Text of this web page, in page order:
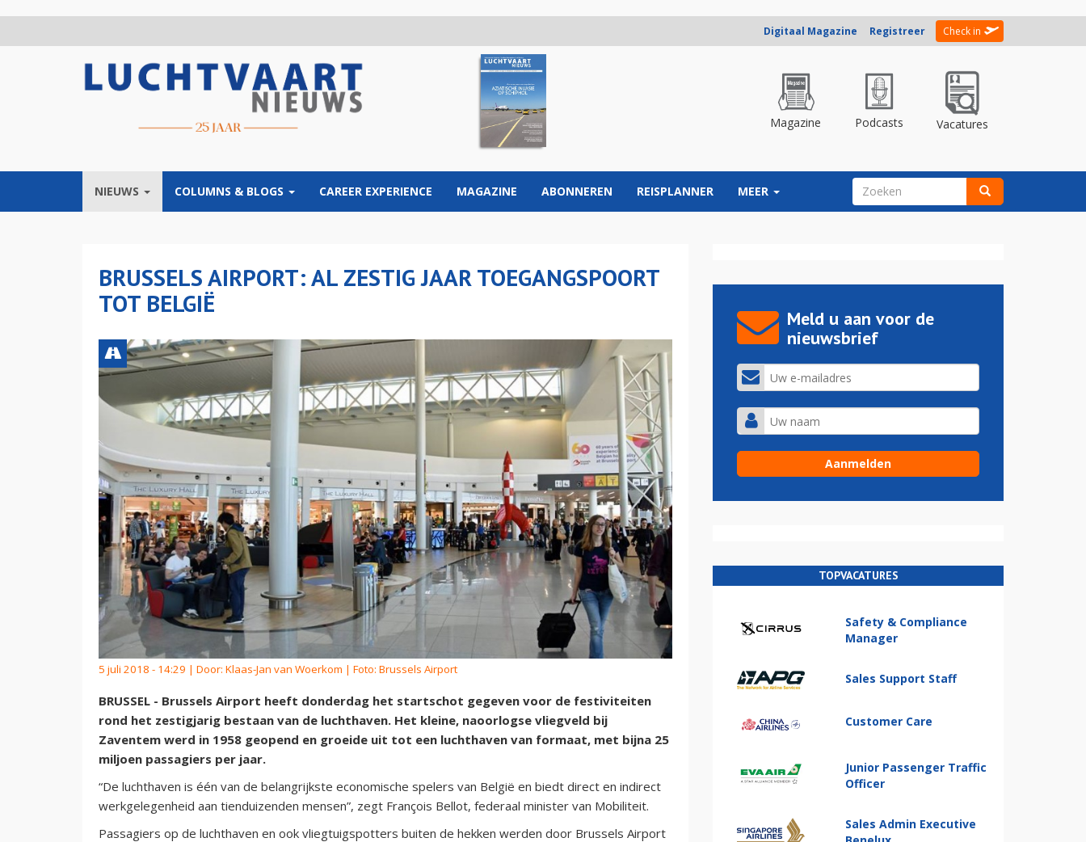
Digitaal Magazine Registreer Check in
Magazine Podcasts Vacatures
NIEUWS COLUMNS & BLOGS CAREER EXPERIENCE MAGAZINE ABONNEREN REISPLANNER MEER ZOEKVELD
BRUSSELS AIRPORT: AL ZESTIG JAAR TOEGANGSPOORT
TOT BELGIË
5 juli 2018 - 14:29 | Door: Klaas-Jan van Woerkom | Foto: Brussels Airport
BRUSSEL - Brussels Airport heeft donderdag het startschot gegeven voor de festiviteiten
rond het zestigjarig bestaan van de luchthaven. Het kleine, naoorlogse vliegveld bij
Zaventem werd in 1958 geopend en groeide uit tot een luchthaven van formaat, met bijna 25
miljoen passagiers per jaar.
“De luchthaven is één van de belangrijkste economische spelers van België en biedt direct en indirect
werkgelegenheid aan tienduizenden mensen”, zegt François Bellot, federaal minister van Mobiliteit.
Passagiers op de luchthaven en ook vliegtuigspotters buiten de hekken werden door Brussels Airport
Meld u aan voor de
nieuwsbrief
TOPVACATURES
Safety & Compliance
Manager
Sales Support Staff
Customer Care
Junior Passenger Traffic
Officer
Sales Admin Executive